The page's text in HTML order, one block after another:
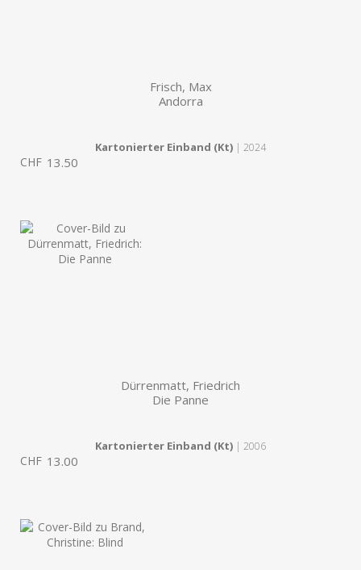
Frisch, Max
Andorra
Kartonierter Einband (Kt) | 2024
CHF 13.50
Dürrenmatt, Friedrich
Die Panne
Kartonierter Einband (Kt) | 2006
CHF 13.00